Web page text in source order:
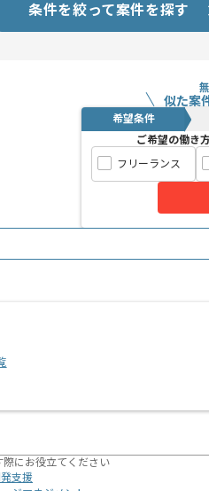
条件を絞って案件を探す
似た案
希望条件
ご希望の働き
フリーランス
にお役立てください
支援